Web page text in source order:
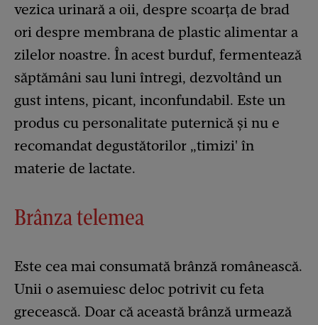
vezica urinară a oii, despre scoarța de brad
ori despre membrana de plastic alimentar a
zilelor noastre. În acest burduf, fermentează
săptămâni sau luni întregi, dezvoltând un
gust intens, picant, inconfundabil. Este un
produs cu personalitate puternică și nu e
recomandat degustătorilor „timizi' în
materie de lactate.
Brânza telemea
Este cea mai consumată brânză românească.
Unii o asemuiesc deloc potrivit cu feta
grecească. Doar că această brânză urmează